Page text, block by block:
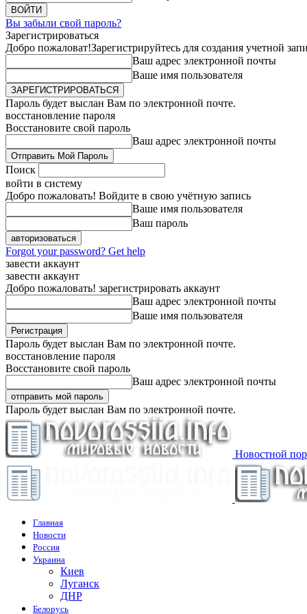
Вы забыли свой пароль?
Зарегистрироваться
Добро пожаловат!Зарегистрируйтесь для создания учетной
Ваш адрес электронной почты
Ваше имя пользователя
Пароль будет выслан Вам по электронной почте.
восстановление пароля
Восстановите свой пароль
Ваш адрес электронной почты
Поиск
войти в систему
Добро пожаловать! Войдите в свою учётную запись
Ваше имя пользователя
Ваш пароль
Forgot your password? Get help
завести аккаунт
завести аккаунт
Добро пожаловать! зарегистрировать аккаунт
Ваш адрес электронной почты
Ваше имя пользователя
Пароль будет выслан Вам по электронной почте.
восстановление пароля
Восстановите свой пароль
Ваш адрес электронной почты
Пароль будет выслан Вам по электронной почте.
Новостной
Главная
Новости
Россия
Украина
Киев
Луганск
ДНР
Белорусь